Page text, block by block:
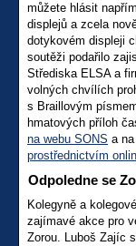
můžete hlásit
displejů a zcela
dotykovém displeji
soutěži podařilo
Střediska ELSA a
volných chvílích
s Braillovým
hmatových příloh
na webu SONS a
prostřednictvím
Odpoledne se
Kolegyně a
zajímavé akce pro
Zorou. Luboš Zajíc